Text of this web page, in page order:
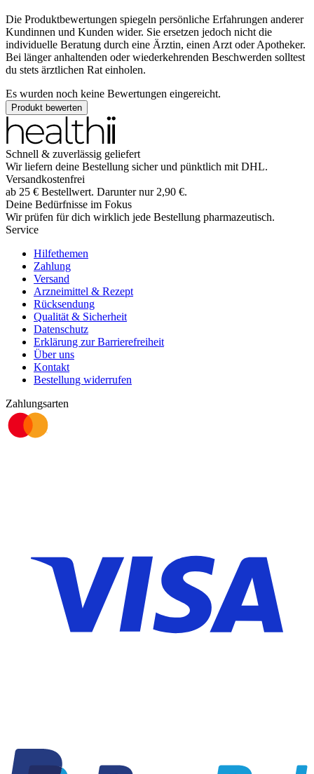
Die Produktbewertungen spiegeln persönliche Erfahrungen anderer
Kundinnen und Kunden wider. Sie ersetzen jedoch nicht die
individuelle Beratung durch eine Ärztin, einen Arzt oder Apotheker.
Bei länger anhaltenden oder wiederkehrenden Beschwerden solltest
du stets ärztlichen Rat einholen.
Es wurden noch keine Bewertungen eingereicht.
Produkt bewerten
Schnell & zuverlässig geliefert
Wir liefern deine Bestellung sicher und pünktlich mit DHL.
Versandkostenfrei
ab 25 € Bestellwert. Darunter nur 2,90 €.
Deine Bedürfnisse im Fokus
Wir prüfen für dich wirklich jede Bestellung pharmazeutisch.
Service
Hilfethemen
Zahlung
Versand
Arzneimittel & Rezept
Rücksendung
Qualität & Sicherheit
Datenschutz
Erklärung zur Barrierefreiheit
Über uns
Kontakt
Bestellung widerrufen
Zahlungsarten